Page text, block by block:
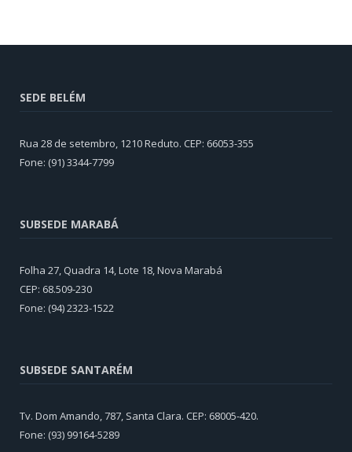
SEDE BELÉM
Rua 28 de setembro, 1210 Reduto. CEP: 66053-355
Fone: (91) 3344-7799
SUBSEDE MARABÁ
Folha 27, Quadra 14, Lote 18, Nova Marabá
CEP: 68.509-230
Fone: (94) 2323-1522
SUBSEDE SANTARÉM
Tv. Dom Amando, 787, Santa Clara. CEP: 68005-420.
Fone: (93) 99164-5289